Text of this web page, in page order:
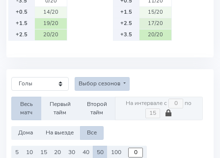
+0.5
14/20
+1.5
19/20
+2.5
20/20
+1.5
15/20
+2.5
17/20
+3.5
20/20
Выбор сезонов
Весь
матч
Первый
тайм
Второй
тайм
На интервале с по
Дома На выезде Все
5 10 15 20 30 40 50 100